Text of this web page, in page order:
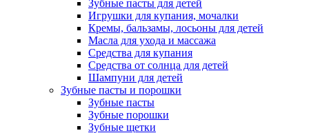
Зубные пасты для детей
Игрушки для купания, мочалки
Кремы, бальзамы, лосьоны для детей
Масла для ухода и массажа
Средства для купания
Средства от солнца для детей
Шампуни для детей
Зубные пасты и порошки
Зубные пасты
Зубные порошки
Зубные щетки